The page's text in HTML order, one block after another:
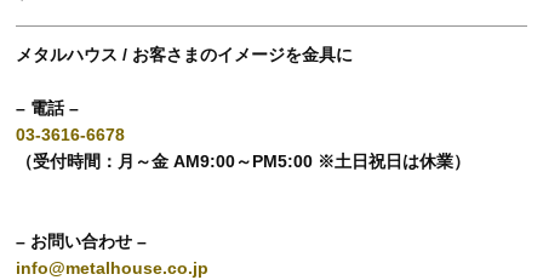
メタルハウス / お客さまのイメージを金具に
– 電話 –
03-3616-6678
（受付時間：月～金 AM9:00～PM5:00 ※土日祝日は休業）
– お問い合わせ –
info@metalhouse.co.jp